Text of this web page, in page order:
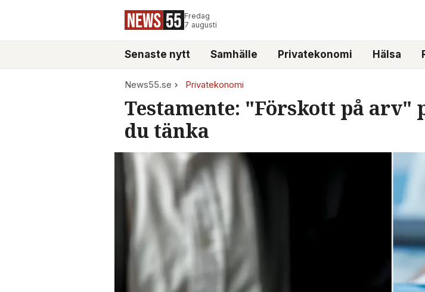
Fredag
7 augusti
Senaste nytt Samhälle Privatekonomi Hälsa
News55.se Privatekonomi
Testamente: "Förskott på arv"
du tänka